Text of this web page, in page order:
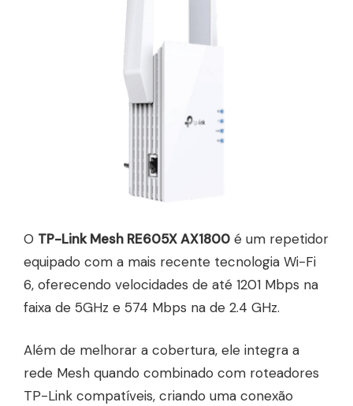
O TP-Link Mesh RE605X AX1800 é um repetidor
equipado com a mais recente tecnologia Wi-Fi
6, oferecendo velocidades de até 1201 Mbps na
faixa de 5GHz e 574 Mbps na de 2.4 GHz.
Além de melhorar a cobertura, ele integra a
rede Mesh quando combinado com roteadores
TP-Link compatíveis, criando uma conexão